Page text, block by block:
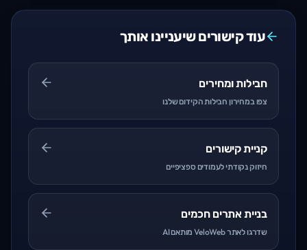
עוד קישורים שיעניינו אותך
חבילות ומחירים
צפו במחירון חבילות הקידום שלנו
קניית קישורים
חיזוק נקודתי לעמודים ספציפיים
בניית אתרים חכמים
שדרגו לאתר VeloWeb מותאם AI